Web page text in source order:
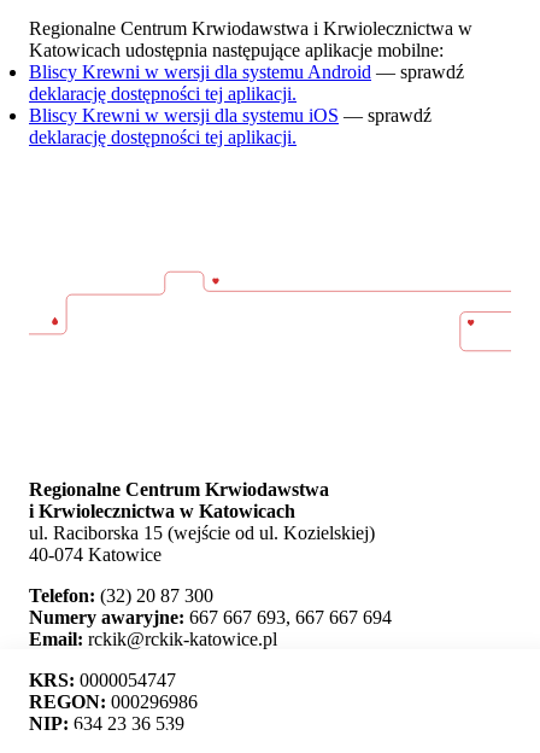
Ta strona używa plików cookie i umożliwia wybór,
Regionalne Centrum Krwiodawstwa i Krwiolecznictwa w
Katowicach udostępnia następujące aplikacje mobilne:
Bliscy Krewni w wersji dla systemu Android — sprawdź
deklarację dostępności tej aplikacji.
Bliscy Krewni w wersji dla systemu iOS — sprawdź
deklarację dostępności tej aplikacji.
Regionalne Centrum Krwiodawstwa
i Krwiolecznictwa w Katowicach
ul. Raciborska 15 (wejście od ul. Kozielskiej)
40-074 Katowice
Telefon: (32) 20 87 300
Numery awaryjne: 667 667 693, 667 667 694
Email: rckik@rckik-katowice.pl
KRS: 0000054747
REGON: 000296986
NIP: 634 23 36 539